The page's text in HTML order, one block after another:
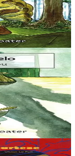
anti-poux.
histoire ! Une
les habitants de
et Yaya la poule